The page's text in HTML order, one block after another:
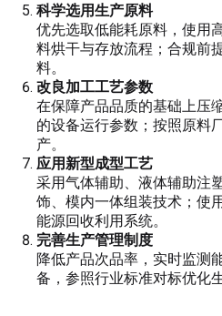
科学选用生产原料
优先选取低能耗原料，使用
料烘干与存放流程；合规前
料。
改良加工工艺参数
在保障产品品质的基础上压
的设备运行参数；按照原料
产。
应用新型成型工艺
采用气体辅助、液体辅助注
饰、模内一体组装技术；使
能源回收利用系统。
完善生产管理制度
降低产品次品率，实时监测
备，参照行业标准对标优化